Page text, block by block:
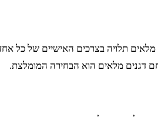
תלויה בצרכים האישיים של כל
דגנים מלאים הוא הבחירה המומלצת.